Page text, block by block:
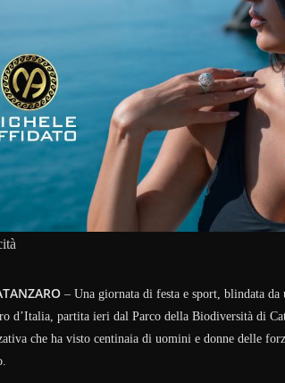
– Una giornata di festa e sport, blindata
d’Italia, partita ieri dal Parco della Biodiversità di
che ha visto centinaia di uomini e donne delle